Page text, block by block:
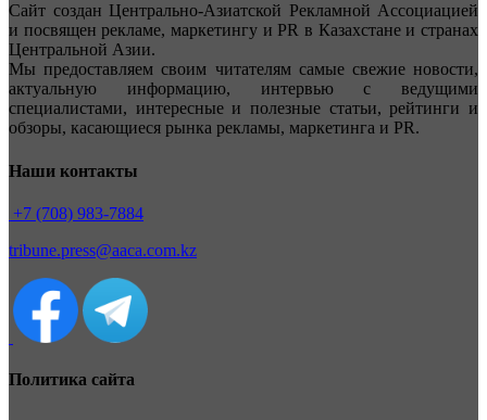
Сайт создан Центрально-Азиатской Рекламной Ассоциацией
и посвящен рекламе, маркетингу и PR в Казахстане и странах
Центральной Азии.
Мы предоставляем своим читателям самые свежие новости,
актуальную информацию, интервью с ведущими
специалистами, интересные и полезные статьи, рейтинги и
обзоры, касающиеся рынка рекламы, маркетинга и PR.
Наши контакты
+7 (708) 983-7884
tribune.press@aaca.com.kz
Политика сайта